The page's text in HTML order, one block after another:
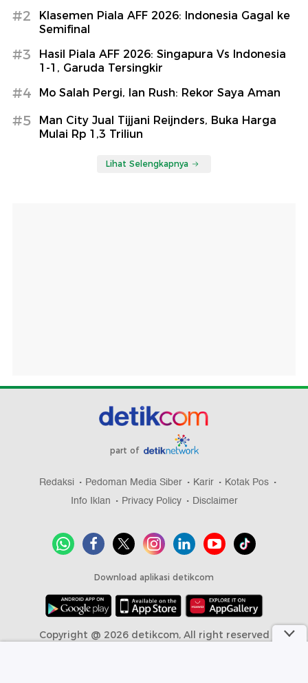
#2
Klasemen Piala AFF 2026: Indonesia Gagal ke
Semifinal
#3
Hasil Piala AFF 2026: Singapura Vs Indonesia
1-1, Garuda Tersingkir
#4 Mo Salah Pergi, Ian Rush: Rekor Saya Aman
#5
Man City Jual Tijjani Reijnders, Buka Harga
Mulai Rp 1,3 Triliun
Lihat Selengkapnya
part of
Redaksi Pedoman Media Siber Karir
Kotak Pos
Info Iklan
Privacy Policy Disclaimer
Download aplikasi detikcom
Copyright @ 2026 detikcom, All right reserved